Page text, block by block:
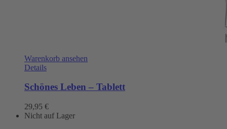
Warenkorb ansehen
Details
Schönes Leben – Tablett
29,95 €
Nicht auf Lager